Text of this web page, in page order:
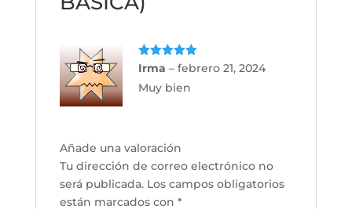
Valorado
Irma – febrero 21, 2024
Muy bien
Añade una valoración
Tu dirección de correo electrónico no
será publicada. Los campos obligatorios
están marcados con *